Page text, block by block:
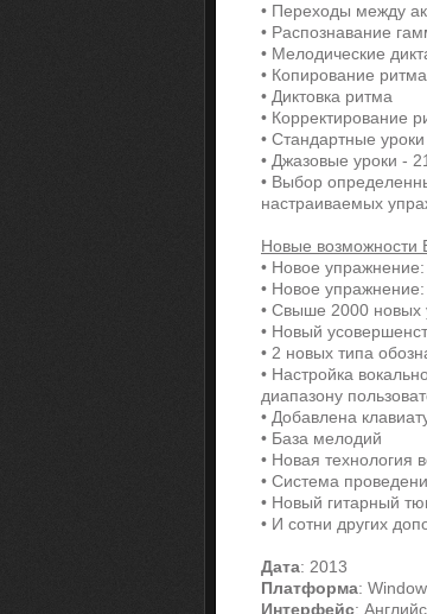
• Переходы между
• Распознавание
• Мелодические
• Копирование ритма
• Диктовка ритма
• Корректирование
• Стандартные
• Джазовые уроки -
• Выбор
настраиваемых
Новые возможности
• Новое упражнение:
• Новое
• Свыше 2000 новых
• Новый
• 2 новых типа
• Настройка
диапазону
• Добавлена
• База мелодий
• Новая технология
• Система
• Новый гитарный
• И сотни других
Дата: 2013
Платформа:
Интерфейс: